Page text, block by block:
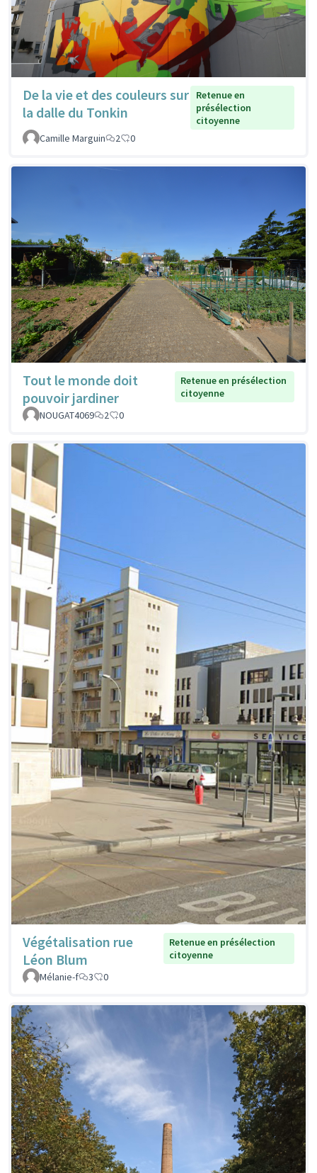
De la vie et des couleurs sur
la dalle du Tonkin
Retenue en
présélection
citoyenne
Camille Marguin
2 0
Tout le monde doit
pouvoir jardiner
Retenue en présélection
citoyenne
NOUGAT4069
2 0
Végétalisation rue
Léon Blum
Retenue en présélection
citoyenne
Mélanie-f
3 0